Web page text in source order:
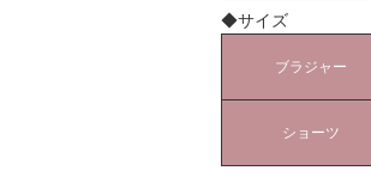
◆サイズ
ブラジャー
ショーツ